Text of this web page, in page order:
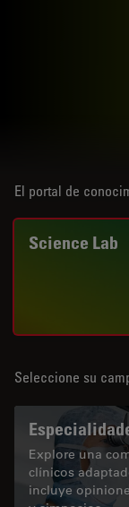
El portal de
Science Lab
Seleccione su
Explore una
clínicos
incluye